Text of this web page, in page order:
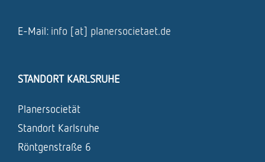
E-Mail: info [at] planersocietaet.de
STANDORT KARLSRUHE
Planersocietät
Standort Karlsruhe
Röntgenstraße 6